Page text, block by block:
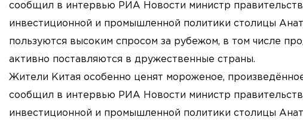
сообщил в интервью РИА Новости министр
инвестиционной и промышленной политики столицы
пользуются высоким спросом за рубежом, в том числе
активно поставляются в дружественные страны.
Жители Китая особенно ценят мороженое,
сообщил в интервью РИА Новости министр
инвестиционной и промышленной политики столицы